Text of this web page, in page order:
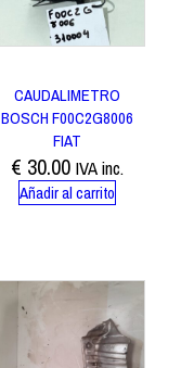
CAUDALIMETRO
BOSCH F00C2G8006
FIAT
€ 30.00 IVA inc.
Añadir al carrito